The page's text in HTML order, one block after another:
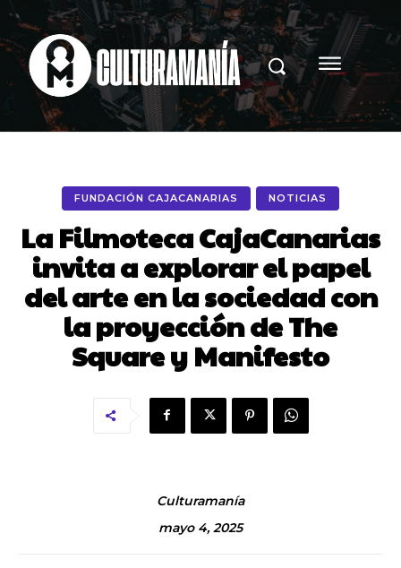
FUNDACIÓN CAJACANARIAS NOTICIAS
La Filmoteca CajaCanarias
invita a explorar el papel
del arte en la sociedad con
la proyección de The
Square y Manifesto
Culturamanía
mayo 4, 2025